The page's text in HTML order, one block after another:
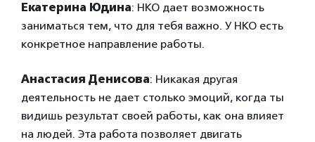
Екатерина Юдина: НКО дает возможность
заниматься тем, что для тебя важно. У НКО есть
конкретное направление работы.
Анастасия Денисова: Никакая другая
деятельность не дает столько эмоций, когда ты
видишь результат своей работы, как она влияет
на людей. Эта работа позволяет двигать